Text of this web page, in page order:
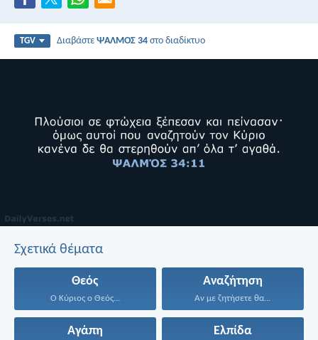
TGV ΔιαβάστεΨΑΛΜΌΣ 34 στο διαδίκτυο
Σχετικά θέματα
Θεός
Ο Κύριος ο Θεός...
Αναζήτηση
Αν με ζητήσετε θα...
Αγάπη Ελπίδα